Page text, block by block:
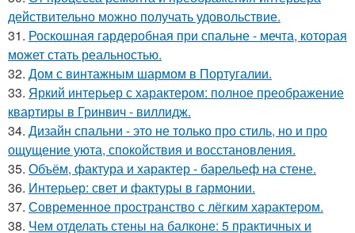
действительно можно получать удовольствие.
31. Роскошная гардеробная при спальне - мечта, которая
может стать реальностью.
32. Дом с винтажным шармом в Португалии.
33. Яркий интерьер с характером: полное преображение
квартиры в Гринвич - виллидж.
34. Дизайн спальни - это не только про стиль, но и про
ощущение уюта, спокойствия и восстановления.
35. Объём, фактура и характер - барельеф на стене.
36. Интерьер: свет и фактуры в гармонии.
37. Современное пространство с лёгким характером.
38. Чем отделать стены на балконе: 5 практичных и